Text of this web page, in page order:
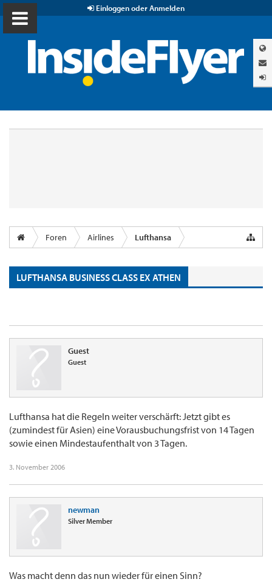
Einloggen oder Anmelden
Foren Airlines Lufthansa
LUFTHANSA BUSINESS CLASS EX ATHEN
Guest
Guest
Lufthansa hat die Regeln weiter verschärft: Jetzt gibt es
(zumindest für Asien) eine Vorausbuchungsfrist von 14 Tagen
sowie einen Mindestaufenthalt von 3 Tagen.
3. November 2006
newman
Silver Member
Was macht denn das nun wieder für einen Sinn?